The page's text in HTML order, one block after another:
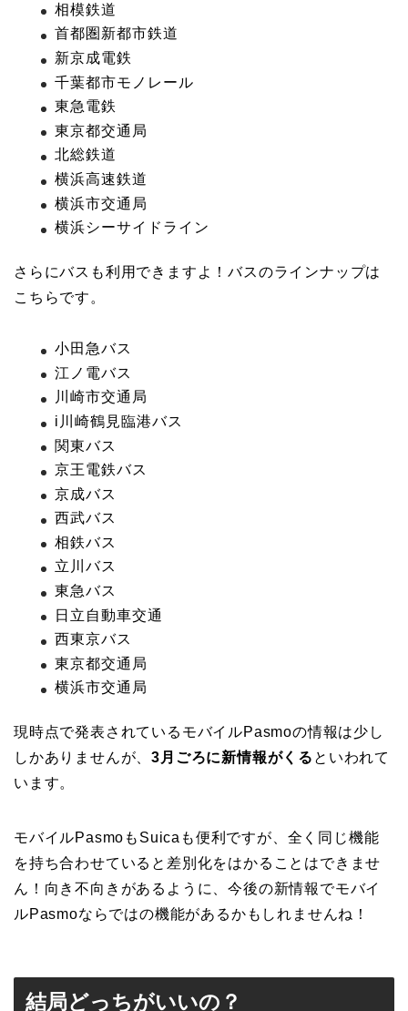
相模鉄道
首都圏新都市鉄道
新京成電鉄
千葉都市モノレール
東急電鉄
東京都交通局
北総鉄道
横浜高速鉄道
横浜市交通局
横浜シーサイドライン
さらにバスも利用できますよ！バスのラインナップは
こちらです。
小田急バス
江ノ電バス
川崎市交通局
i川崎鶴見臨港バス
関東バス
京王電鉄バス
京成バス
西武バス
相鉄バス
立川バス
東急バス
日立自動車交通
西東京バス
東京都交通局
横浜市交通局
現時点で発表されているモバイルPasmoの情報は少し
しかありませんが、3月ごろに新情報がくる といわれて
います。
モバイルPasmoもSuicaも便利ですが、全く同じ機能
を持ち合わせていると差別化をはかることはできませ
ん！向き不向きがあるように、今後の新情報でモバイ
ルPasmoならではの機能があるかもしれませんね！
結局どっちがいいの？